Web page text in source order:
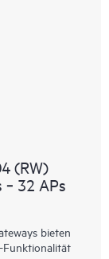
(RW)
‑ 32 APs
bieten
Funktionalität